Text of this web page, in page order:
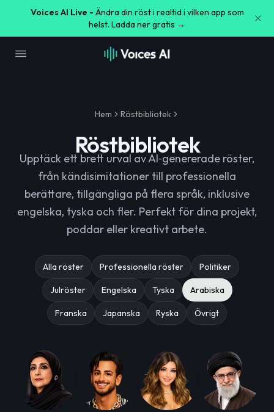
Voices AI Live - Ändra din röst i realtid i vilken app som
helst. Ladda ner gratis →
Hem Röstbibliotek
Röstbibliotek
Upptäck ett brett urval av AI‑genererade röster,
från kändisimitationer till professionella
berättare, tillgängliga på flera språk, inklusive
engelska, tyska och fler. Perfekt för dina projekt,
poddar eller kreativt arbete.
Alla röster Professionella röster Politiker
Julröster Engelska Tyska Arabiska
Franska Japanska Ryska Övrigt